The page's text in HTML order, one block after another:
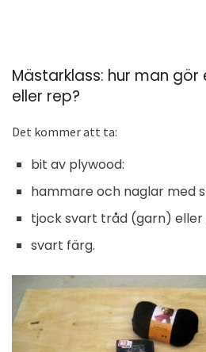
Mästarklass: hur man
eller rep?
Det kommer att ta:
bit av plywood:
hammare och naglar med
tjock svart tråd (garn) eller
svart färg.